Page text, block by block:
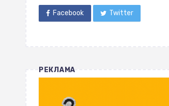
Facebook Twitter
РЕКЛАМА